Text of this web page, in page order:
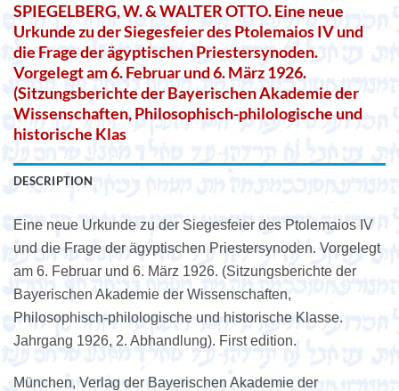
SPIEGELBERG, W. & WALTER OTTO. Eine neue
Urkunde zu der Siegesfeier des Ptolemaios IV und
die Frage der ägyptischen Priestersynoden.
Vorgelegt am 6. Februar und 6. März 1926.
(Sitzungsberichte der Bayerischen Akademie der
Wissenschaften, Philosophisch-philologische und
historische Klas
DESCRIPTION
Eine neue Urkunde zu der Siegesfeier des Ptolemaios IV
und die Frage der ägyptischen Priestersynoden. Vorgelegt
am 6. Februar und 6. März 1926. (Sitzungsberichte der
Bayerischen Akademie der Wissenschaften,
Philosophisch-philologische und historische Klasse.
Jahrgang 1926, 2. Abhandlung). First edition.
München, Verlag der Bayerischen Akademie der